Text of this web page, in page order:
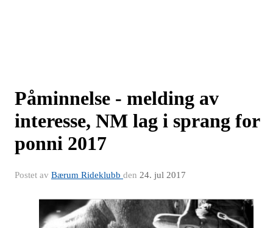
Påminnelse - melding av
interesse, NM lag i sprang for
ponni 2017
Postet av Bærum Rideklubb den 24. jul 2017